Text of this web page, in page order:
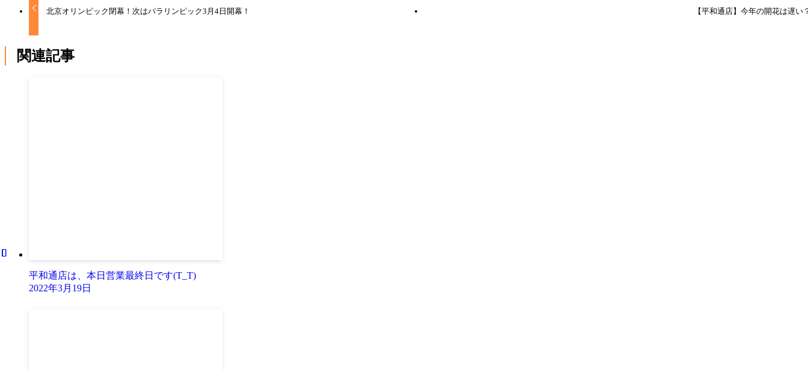
北京オリンピック閉幕！次はパラリンピック3月4日開幕！ 【平和通店】今年の開花は遅い
関連記事
平和通店は、本日営業最終日です(T_T)
2022年3月19日